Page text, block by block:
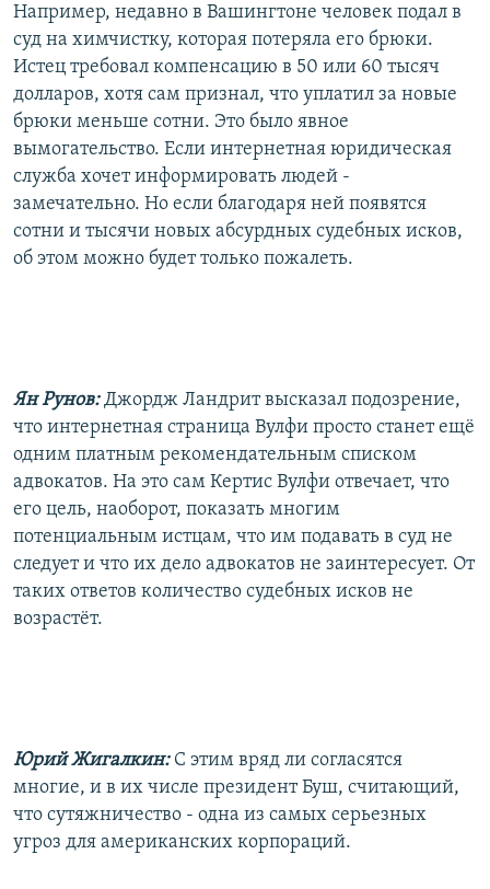
Например, недавно в Вашингтоне человек подал в
суд на химчистку, которая потеряла его брюки.
Истец требовал компенсацию в 50 или 60 тысяч
долларов, хотя сам признал, что уплатил за новые
брюки меньше сотни. Это было явное
вымогательство. Если интернетная юридическая
служба хочет информировать людей -
замечательно. Но если благодаря ней появятся
сотни и тысячи новых абсурдных судебных исков,
об этом можно будет только пожалеть.
Ян Рунов:Джордж Ландрит высказал подозрение,
что интернетная страница Вулфи просто станет ещё
одним платным рекомендательным списком
адвокатов. На это сам Кертис Вулфи отвечает, что
его цель, наоборот, показать многим
потенциальным истцам, что им подавать в суд не
следует и что их дело адвокатов не заинтересует. От
таких ответов количество судебных исков не
возрастёт.
Юрий Жигалкин: С этим вряд ли согласятся
многие, и в их числе президент Буш, считающий,
что сутяжничество - одна из самых серьезных
угроз для американских корпораций.